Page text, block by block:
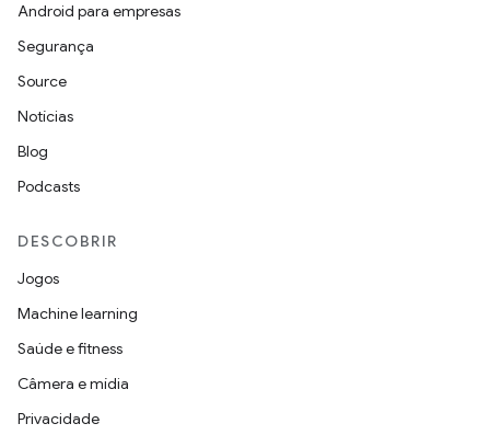
Android para empresas
Segurança
Source
Notícias
Blog
Podcasts
DESCOBRIR
Jogos
Machine learning
Saúde e fitness
Câmera e mídia
Privacidade